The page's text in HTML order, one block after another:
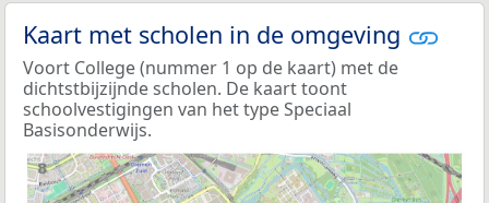
Kaart met scholen in de omgeving
Voort College (nummer 1 op de kaart) met de
dichtstbijzijnde scholen. De kaart toont
schoolvestigingen van het type Speciaal
Basisonderwijs.